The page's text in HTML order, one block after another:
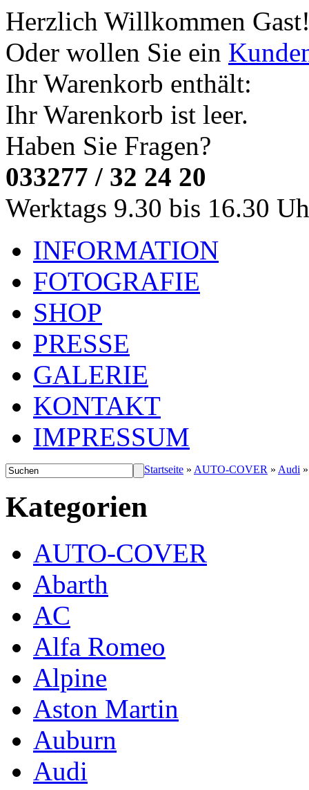
Herzlich Willkommen
Oder wollen Sie ein
Ihr Warenkorb enthält:
Ihr Warenkorb ist leer.
Haben Sie Fragen?
033277 / 32 24 20
Werktags 9.30 bis 16.30
INFORMATION
FOTOGRAFIE
SHOP
PRESSE
GALERIE
KONTAKT
IMPRESSUM
Startseite » AUTO-COVER » Audi
Kategorien
AUTO-COVER
Abarth
AC
Alfa Romeo
Alpine
Aston Martin
Auburn
Audi